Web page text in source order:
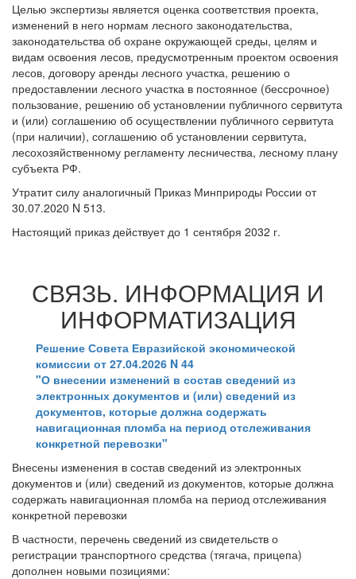
Целью экспертизы является оценка соответствия проекта,
изменений в него нормам лесного законодательства,
законодательства об охране окружающей среды, целям и
видам освоения лесов, предусмотренным проектом освоения
лесов, договору аренды лесного участка, решению о
предоставлении лесного участка в постоянное (бессрочное)
пользование, решению об установлении публичного сервитута
и (или) соглашению об осуществлении публичного сервитута
(при наличии), соглашению об установлении сервитута,
лесохозяйственному регламенту лесничества, лесному плану
субъекта РФ.
Утратит силу аналогичный Приказ Минприроды России от
30.07.2020 N 513.
Настоящий приказ действует до 1 сентября 2032 г.
СВЯЗЬ. ИНФОРМАЦИЯ И
ИНФОРМАТИЗАЦИЯ
Решение Совета Евразийской экономической
комиссии от 27.04.2026 N 44
"О внесении изменений в состав сведений из
электронных документов и (или) сведений из
документов, которые должна содержать
навигационная пломба на период отслеживания
конкретной перевозки"
Внесены изменения в состав сведений из электронных
документов и (или) сведений из документов, которые должна
содержать навигационная пломба на период отслеживания
конкретной перевозки
В частности, перечень сведений из свидетельств о
регистрации транспортного средства (тягача, прицепа)
дополнен новыми позициями: